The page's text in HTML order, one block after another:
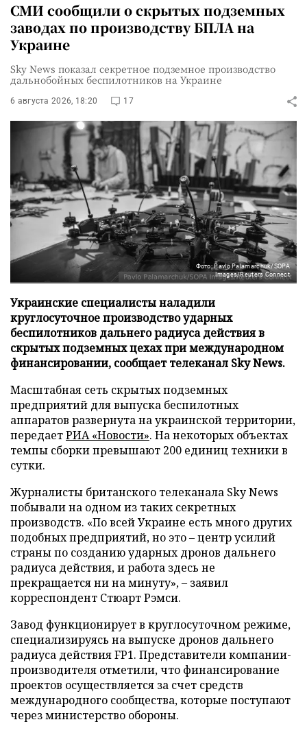
СМИ сообщили о скрытых подземных
заводах по производству БПЛА на
Украине
Sky News показал секретное подземное производство
дальнобойных беспилотников на Украине
6 августа 2026, 18:20 17
Фото: Pavlo Palamarchuk/SOPA
Images/Reuters Connect
Украинские специалисты наладили
круглосуточное производство ударных
беспилотников дальнего радиуса действия в
скрытых подземных цехах при международном
финансировании, сообщает телеканал Sky News.
Масштабная сеть скрытых подземных
предприятий для выпуска беспилотных
аппаратов развернута на украинской территории,
передаетРИА «Новости». На некоторых объектах
темпы сборки превышают 200 единиц техники в
сутки.
Журналисты британского телеканала Sky News
побывали на одном из таких секретных
производств. «По всей Украине есть много других
подобных предприятий, но это – центр усилий
страны по созданию ударных дронов дальнего
радиуса действия, и работа здесь не
прекращается ни на минуту», – заявил
корреспондент Стюарт Рэмси.
Завод функционирует в круглосуточном режиме,
специализируясь на выпуске дронов дальнего
радиуса действия FP1. Представители компании-
производителя отметили, что финансирование
проектов осуществляется за счет средств
международного сообщества, которые поступают
через министерство обороны.